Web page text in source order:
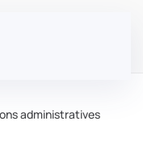
administratives